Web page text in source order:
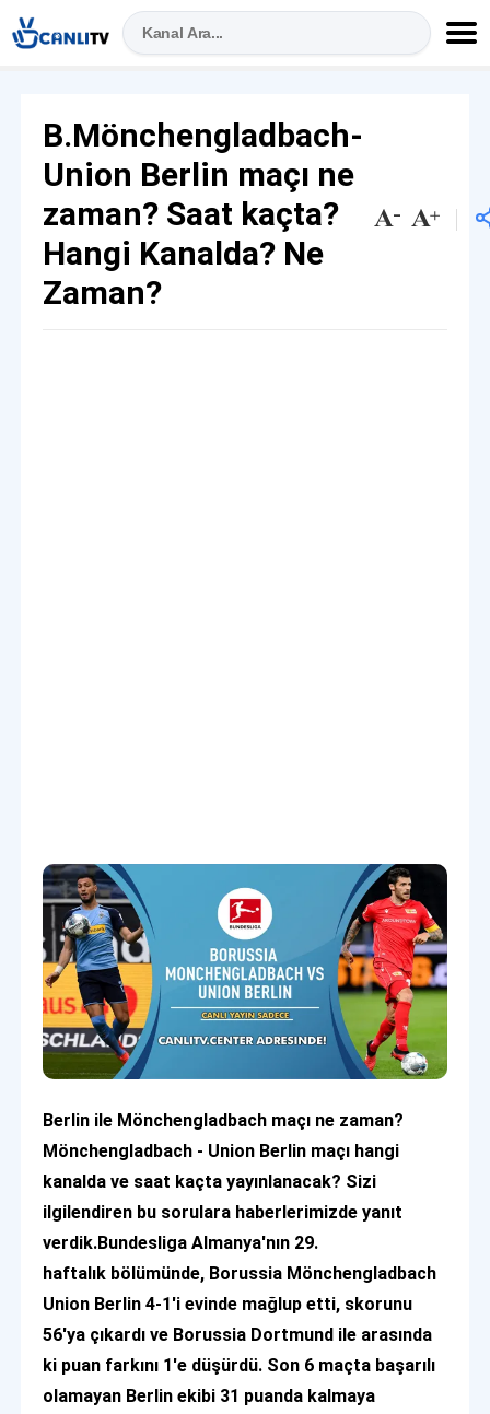
B.Mönchengladbach-
Union Berlin maçı ne
zaman? Saat kaçta?
Hangi Kanalda? Ne
Zaman?
Berlin ile Mönchengladbach maçı ne zaman?
Mönchengladbach - Union Berlin maçı hangi
kanalda ve saat kaçta yayınlanacak? Sizi
ilgilendiren bu sorulara haberlerimizde yanıt
verdik.Bundesliga Almanya'nın 29.
haftalık bölümünde, Borussia Mönchengladbach
Union Berlin 4-1'i evinde mağlup etti, skorunu
56'ya çıkardı ve Borussia Dortmund ile arasında
ki puan farkını 1'e düşürdü. Son 6 maçta başarılı
olamayan Berlin ekibi 31 puanda kalmaya